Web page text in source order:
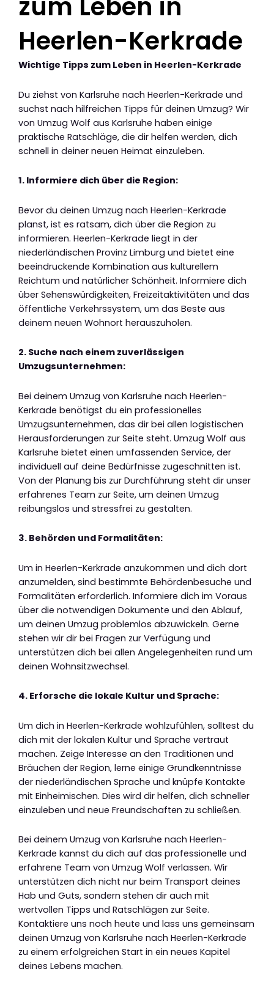
Heerlen-Kerkrade
Wichtige Tipps zum Leben in Heerlen-Kerkrade
Du ziehst von Karlsruhe nach Heerlen-Kerkrade und
suchst nach hilfreichen Tipps für deinen Umzug? Wir
von Umzug Wolf aus Karlsruhe haben einige
praktische Ratschläge, die dir helfen werden, dich
schnell in deiner neuen Heimat einzuleben.
1. Informiere dich über die Region:
Bevor du deinen Umzug nach Heerlen-Kerkrade
planst, ist es ratsam, dich über die Region zu
informieren. Heerlen-Kerkrade liegt in der
niederländischen Provinz Limburg und bietet eine
beeindruckende Kombination aus kulturellem
Reichtum und natürlicher Schönheit. Informiere dich
über Sehenswürdigkeiten, Freizeitaktivitäten und das
öffentliche Verkehrssystem, um das Beste aus
deinem neuen Wohnort herauszuholen.
2. Suche nach einem zuverlässigen
Umzugsunternehmen:
Bei deinem Umzug von Karlsruhe nach Heerlen-
Kerkrade benötigst du ein professionelles
Umzugsunternehmen, das dir bei allen logistischen
Herausforderungen zur Seite steht. Umzug Wolf aus
Karlsruhe bietet einen umfassenden Service, der
individuell auf deine Bedürfnisse zugeschnitten ist.
Von der Planung bis zur Durchführung steht dir unser
erfahrenes Team zur Seite, um deinen Umzug
reibungslos und stressfrei zu gestalten.
3. Behörden und Formalitäten:
Um in Heerlen-Kerkrade anzukommen und dich dort
anzumelden, sind bestimmte Behördenbesuche und
Formalitäten erforderlich. Informiere dich im Voraus
über die notwendigen Dokumente und den Ablauf,
um deinen Umzug problemlos abzuwickeln. Gerne
stehen wir dir bei Fragen zur Verfügung und
unterstützen dich bei allen Angelegenheiten rund um
deinen Wohnsitzwechsel.
4. Erforsche die lokale Kultur und Sprache:
Um dich in Heerlen-Kerkrade wohlzufühlen, solltest du
dich mit der lokalen Kultur und Sprache vertraut
machen. Zeige Interesse an den Traditionen und
Bräuchen der Region, lerne einige Grundkenntnisse
der niederländischen Sprache und knüpfe Kontakte
mit Einheimischen. Dies wird dir helfen, dich schneller
einzuleben und neue Freundschaften zu schließen.
Bei deinem Umzug von Karlsruhe nach Heerlen-
Kerkrade kannst du dich auf das professionelle und
erfahrene Team von Umzug Wolf verlassen. Wir
unterstützen dich nicht nur beim Transport deines
Hab und Guts, sondern stehen dir auch mit
wertvollen Tipps und Ratschlägen zur Seite.
Kontaktiere uns noch heute und lass uns gemeinsam
deinen Umzug von Karlsruhe nach Heerlen-Kerkrade
zu einem erfolgreichen Start in ein neues Kapitel
deines Lebens machen.